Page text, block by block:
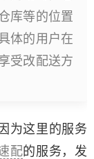
库等的位置
体的用户在
受改配送方
为这里的服务
配的服务，发